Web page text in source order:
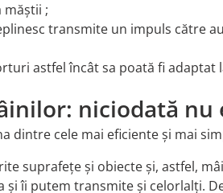
măștii ;
transmite un impuls către
astfel încât sa poată fi adaptat
niciodată nu
dintre cele mai eficiente și mai
suprafețe și obiecte și, astfel,
și îi putem transmite și celorlalți.